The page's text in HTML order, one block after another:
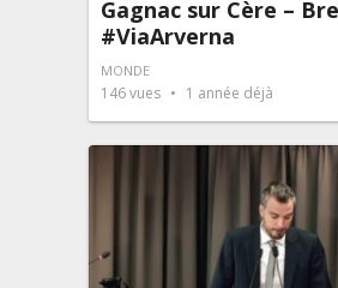
Gagnac sur Cère –
#ViaArverna
MONDE
146vues 1 année déjà